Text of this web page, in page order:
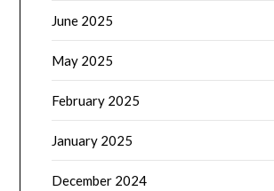
June 2025
May 2025
February 2025
January 2025
December 2024